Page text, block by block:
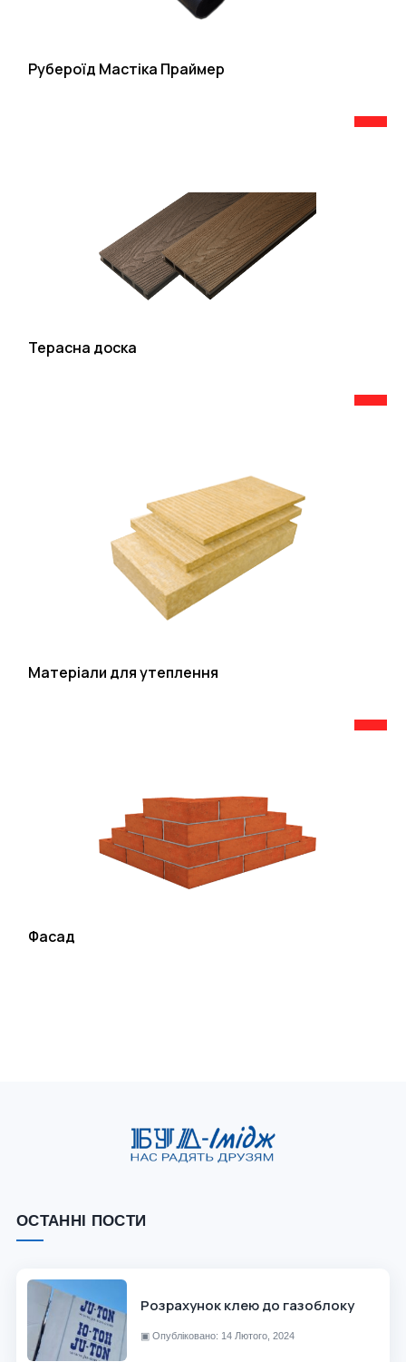
Рубероїд Мастіка Праймер
Терасна доска
Матеріали для утеплення
Фасад
ОСТАННІ ПОСТИ
Розрахунок клею до газоблоку
▣ Опубліковано: 14 Лютого, 2024